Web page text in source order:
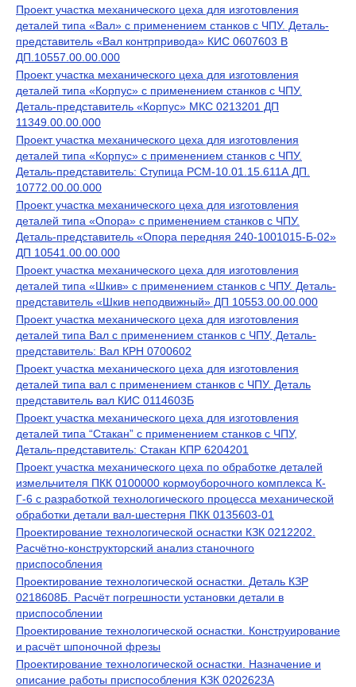
Проект участка механического цеха для изготовления
деталей типа «Вал» с применением станков с ЧПУ. Деталь-
представитель «Вал контрпривода» КИС 0607603 В
ДП.10557.00.00.000
Проект участка механического цеха для изготовления
деталей типа «Корпус» с применением станков с ЧПУ.
Деталь-представитель «Корпус» МКС 0213201 ДП
11349.00.00.000
Проект участка механического цеха для изготовления
деталей типа «Корпус» с применением станков с ЧПУ.
Деталь-представитель: Ступица РСМ-10.01.15.611А ДП.
10772.00.00.000
Проект участка механического цеха для изготовления
деталей типа «Опора» с применением станков с ЧПУ.
Деталь-представитель «Опора передняя 240-1001015-Б-02»
ДП 10541.00.00.000
Проект участка механического цеха для изготовления
деталей типа «Шкив» с применением станков с ЧПУ. Деталь-
представитель «Шкив неподвижный» ДП 10553.00.00.000
Проект участка механического цеха для изготовления
деталей типа Вал с применением станков с ЧПУ, Деталь-
представитель: Вал КРН 0700602
Проект участка механического цеха для изготовления
деталей типа вал с применением станков с ЧПУ. Деталь
представитель вал КИС 0114603Б
Проект участка механического цеха для изготовления
деталей типа “Стакан” с применением станков с ЧПУ,
Деталь-представитель: Стакан КПР 6204201
Проект участка механического цеха по обработке деталей
измельчителя ПКК 0100000 кормоуборочного комплекса К-
Г-6 с разработкой технологического процесса механической
обработки детали вал-шестерня ПКК 0135603-01
Проектирование технологической оснастки КЗК 0212202.
Расчётно-конструкторский анализ станочного
приспособления
Проектирование технологической оснастки. Деталь КЗР
0218608Б. Расчёт погрешности установки детали в
приспособлении
Проектирование технологической оснастки. Конструирование
и расчёт шпоночной фрезы
Проектирование технологической оснастки. Назначение и
описание работы приспособления КЗК 0202623А